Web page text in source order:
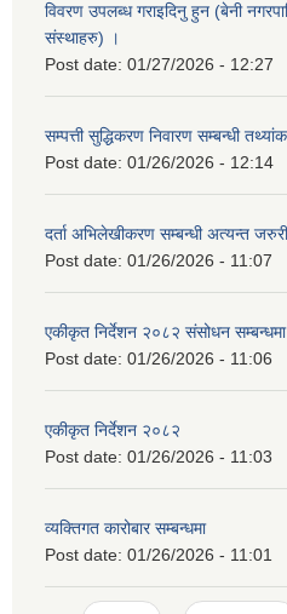
विवरण उपलब्ध गराइदिनु हुन (बेनी
संस्थाहरु) ।
Post date: 01/27/2026 - 12:27
सम्पत्ती सुद्धिकरण निवारण सम्बन्धी
Post date: 01/26/2026 - 12:14
दर्ता अभिलेखीकरण सम्बन्धी अत्यन्‍त
Post date: 01/26/2026 - 11:07
एकीकृत निर्देशन २०८२ संसोधन
Post date: 01/26/2026 - 11:06
एकीकृत निर्देशन २०८२
Post date: 01/26/2026 - 11:03
व्यक्तिगत कारोबार सम्बन्धमा
Post date: 01/26/2026 - 11:01